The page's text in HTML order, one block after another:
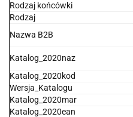
Rodzaj końcówki
Rodzaj
Nazwa B2B
Katalog_2020naz
Katalog_2020kod
Wersja_Katalogu
Katalog_2020mar
Katalog_2020ean